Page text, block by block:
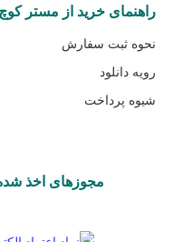
راهنمای خرید از مستر کوچ
نحوه ثبت سفارش
رویه دانلود
شیوه پرداخت
مجوزهای اخذ